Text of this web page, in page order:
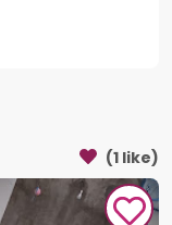
(1 like)